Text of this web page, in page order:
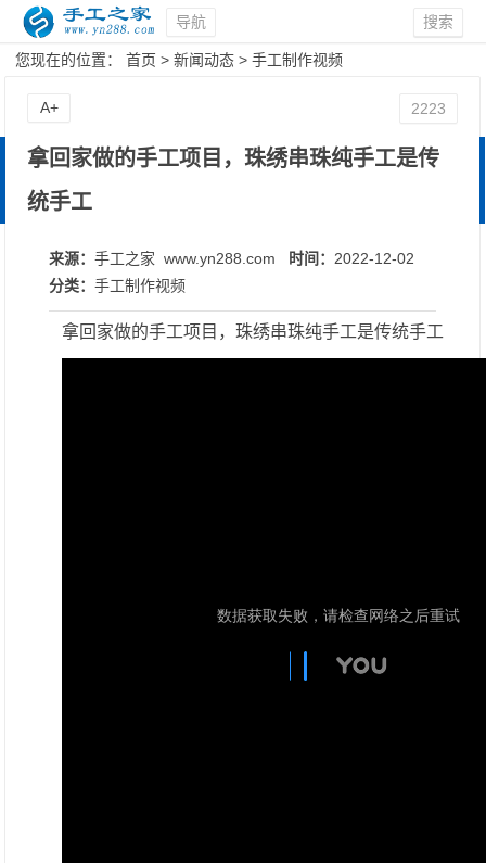
搜索
导航
您现在的位置：首页 >新闻动态 >手工制作视频
拿回家做的手工项目，珠绣串珠纯手工是传
统手工
来源：手工之家 www.yn288.com 时间： 2022-12-02
分类：手工制作视频
拿回家做的手工项目，珠绣串珠纯手工是传统手工
2223
A+